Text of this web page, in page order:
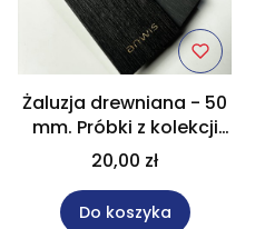
Żaluzja drewniana - 50
mm. Próbki z kolekcji
CRAFT do 5 sztuk
20,00 zł
Do koszyka